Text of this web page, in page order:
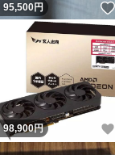
95,500円
98,900円